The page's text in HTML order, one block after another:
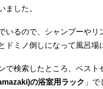
ました。
いるので、シャンプーや
ドミノ倒しになって風呂場
で検索したところ、ベス
の浴室用ラック 」で